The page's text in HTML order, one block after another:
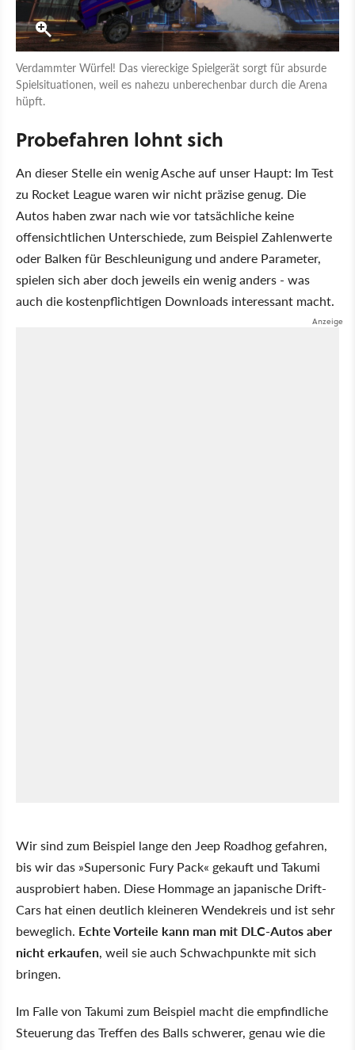
Verdammter Würfel! Das viereckige Spielgerät sorgt für absurde
Spielsituationen, weil es nahezu unberechenbar durch die Arena
hüpft.
Probefahren lohnt sich
An dieser Stelle ein wenig Asche auf unser Haupt: Im Test
zu Rocket League waren wir nicht präzise genug. Die
Autos haben zwar nach wie vor tatsächliche keine
offensichtlichen Unterschiede, zum Beispiel Zahlenwerte
oder Balken für Beschleunigung und andere Parameter,
spielen sich aber doch jeweils ein wenig anders - was
auch die kostenpflichtigen Downloads interessant macht.
Wir sind zum Beispiel lange den Jeep Roadhog gefahren,
bis wir das »Supersonic Fury Pack« gekauft und Takumi
ausprobiert haben. Diese Hommage an japanische Drift-
Cars hat einen deutlich kleineren Wendekreis und ist sehr
beweglich. Echte Vorteile kann man mit DLC-Autos aber
nicht erkaufen, weil sie auch Schwachpunkte mit sich
bringen.
Im Falle von Takumi zum Beispiel macht die empfindliche
Steuerung das Treffen des Balls schwerer, genau wie die